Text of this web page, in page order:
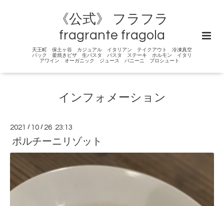
《公式》 フラフラ
fragrante fragola
天王町 保土ヶ谷 カジュアル イタリアン テイクアウト 冷凍真空
パック 釜焼きピザ 生パスタ パスタ ステーキ ホルモン イタリ
アワイン オーガニック ジュース パニーニ プロシュート
インフォメーション
2021 / 10 / 26 23:13
ポルチーニリゾット